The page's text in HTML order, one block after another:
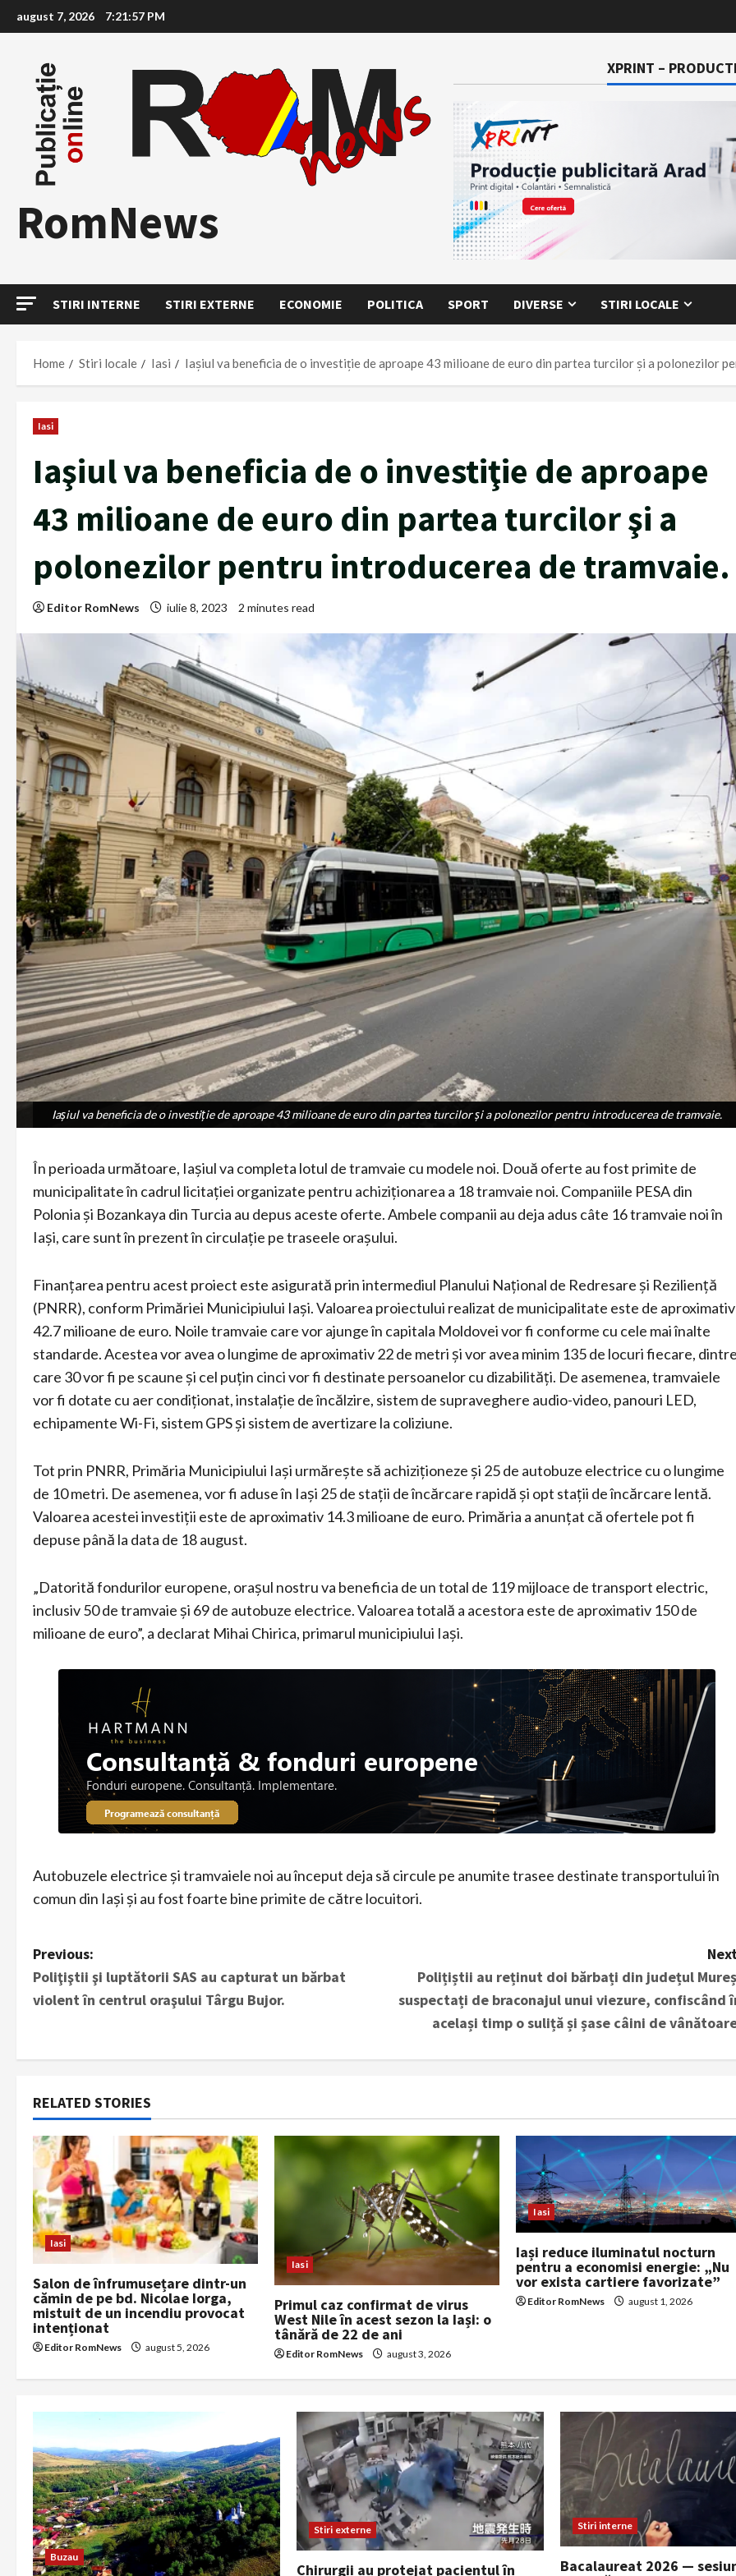
to
august 7, 2026 7:21:58 PM
RomNews
XPRINT –
STIRI INTERNE STIRI EXTERNE ECONOMIE POLITICA SPORT DIVERSE STIRI LOCALE
Home Stiri locale Iasi Iaşiul va beneficia de o investiţie de aproape 43 milioane de euro din partea turcilor şi a polonezilor
Iasi
Iaşiul va beneficia de o investiţie de aproape
43 milioane de euro din partea turcilor şi a
polonezilor pentru introducerea de tramvaie.
Editor RomNews iulie 8, 2023 2 minutes read
Iaşiul va beneficia de o investiţie de aproape 43 milioane de euro din partea turcilor şi a polonezilor pentru introducerea de tramvaie.
Iaşiul va beneficia de o investiţie de aproape 43 milioane de euro din partea turcilor şi a polonezilor pentru introducerea de tramvaie.
În perioada următoare, Iaşiul va completa lotul de tramvaie cu modele noi. Două oferte au fost primite de
municipalitate în cadrul licitaţiei organizate pentru achiziţionarea a 18 tramvaie noi. Companiile PESA din
Polonia şi Bozankaya din Turcia au depus aceste oferte. Ambele companii au deja adus câte 16 tramvaie noi în
Iaşi, care sunt în prezent în circulaţie pe traseele oraşului.
Finanţarea pentru acest proiect este asigurată prin intermediul Planului Naţional de Redresare şi Rezilienţă
(PNRR), conform Primăriei Municipiului Iaşi. Valoarea proiectului realizat de municipalitate este de aproximativ
42.7 milioane de euro. Noile tramvaie care vor ajunge în capitala Moldovei vor fi conforme cu cele mai înalte
standarde. Acestea vor avea o lungime de aproximativ 22 de metri şi vor avea minim 135 de locuri fiecare,
care 30 vor fi pe scaune şi cel puţin cinci vor fi destinate persoanelor cu dizabilităţi. De asemenea, tramvaiele
vor fi dotate cu aer condiţionat, instalaţie de încălzire, sistem de supraveghere audio-video, panouri LED,
echipamente Wi-Fi, sistem GPS şi sistem de avertizare la coliziune.
Tot prin PNRR, Primăria Municipiului Iaşi urmăreşte să achiziţioneze şi 25 de autobuze electrice cu o lungime
de 10 metri. De asemenea, vor fi aduse în Iaşi 25 de staţii de încărcare rapidă şi opt staţii de încărcare lentă.
Valoarea acestei investiţii este de aproximativ 14.3 milioane de euro. Primăria a anunţat că ofertele pot fi
depuse până la data de 18 august.
„Datorită fondurilor europene, oraşul nostru va beneficia de un total de 119 mijloace de transport electric,
inclusiv 50 de tramvaie şi 69 de autobuze electrice. Valoarea totală a acestora este de aproximativ 150 de
milioane de euro”, a declarat Mihai Chirica, primarul municipiului Iaşi.
Autobuzele electrice şi tramvaiele noi au început deja să circule pe anumite trasee destinate transportului în
comun din Iaşi şi au fost foarte bine primite de către locuitori.
P
o
t
n
a
v
i
g
a
t
i
o
n
Previous:
Poliţiştii şi luptătorii SAS au capturat un bărbat
violent în centrul oraşului Târgu Bujor.
Polițiștii au reținut doi bărbați din județul
suspectați de braconajul unui viezure, confiscând
același timp o suliță și șase câini de
RELATED STORIES
Iasi
Salon de înfrumusețare dintr-un
cămin de pe bd. Nicolae Iorga,
mistuit de un incendiu provocat
intenționat
Editor RomNews august 5, 2026
Iasi
Primul caz confirmat de virus
West Nile în acest sezon la Iași: o
tânără de 22 de ani
Editor RomNews august 3, 2026
Iasi
Iași reduce iluminatul nocturn
pentru a economisi energie: „Nu
vor exista cartiere favorizate”
Editor RomNews august 1, 2026
Buzau
Stiri externe
Chirurgii au protejat pacientul în
Stiri interne
Bacalaureat 2026 —